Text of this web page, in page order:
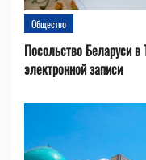
Общество
Посольство Беларуси в
электронной записи